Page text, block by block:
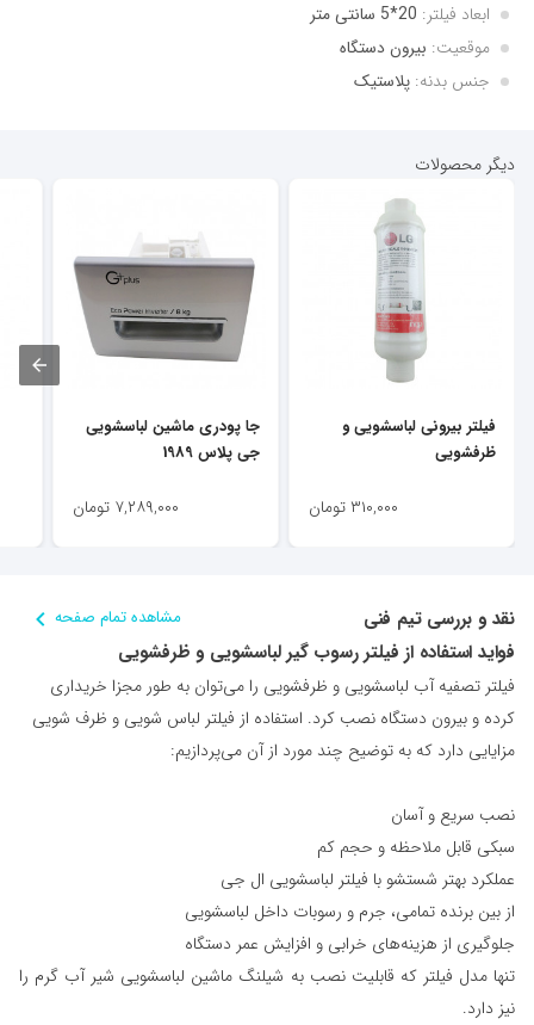
ابعاد فیلتر: 20*5 سانتی متر
موقعیت: بیرون دستگاه
جنس بدنه: پلاستیک
دیگر محصولات
فیلتر بیرونی لباسشویی و
ظرفشویی
۳۱۰,۰۰۰ تومان
جا پودری ماشین لباسشویی
جی پلاس 1989
۷,۲۸۹,۰۰۰ تومان
نقد و بررسی تیم فنی مشاهده تمام صفحه
فواید استفاده از فیلتر رسوب گیرلباسشویی و ظرفشویی
فیلتر تصفیه آب لباسشویی و ظرفشویی را می‌توان به طور مجزا خریداری
کرده و بیرون دستگاه نصب کرد. استفاده از فیلتر لباس شویی و ظرف شویی
مزایایی دارد که به توضیح چند مورد از آن می‌پردازیم:
نصب سریع و آسان
سبکی قابل ملاحظه و حجم کم
عملکرد بهتر شستشو با فیلتر لباسشویی ال جی
از بین برنده تمامی، جرم و رسوبات داخل لباسشویی
جلوگیری از هزینه‌های خرابی و افزایش عمر دستگاه
تنها مدل فیلتر که قابلیت نصب به شیلنگ ماشین لباسشویی شیر آب گرم را
نیز دارد.